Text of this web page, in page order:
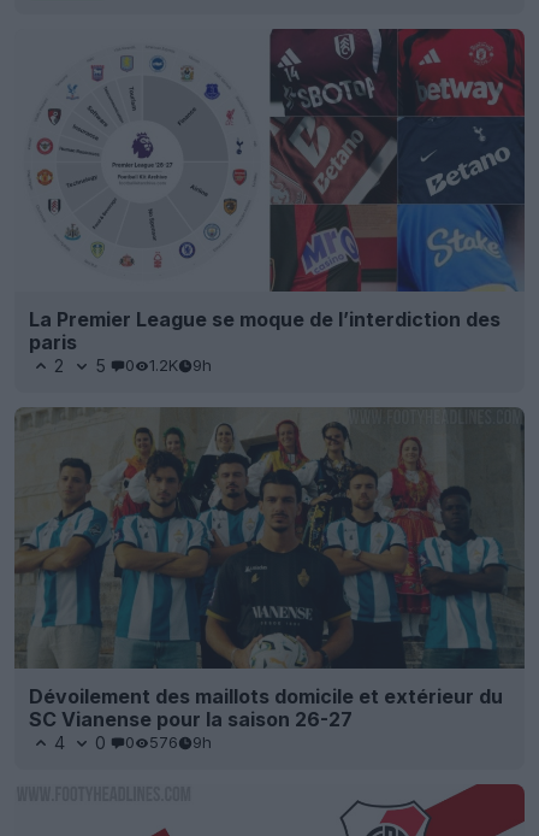
La Premier League se moque de l’interdiction des
paris
2 5 0 1.2K 9h
Dévoilement des maillots domicile et extérieur du
SC Vianense pour la saison 26-27
4 0 0 576 9h